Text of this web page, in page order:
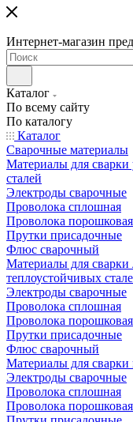
Интернет-магазин
Каталог
По всему сайту
По каталогу
Каталог
Сварочные материалы
Материалы для сварки
сталей
Электроды сварочные
Проволока сплошная
Проволока порошковая
Прутки присадочные
Флюс сварочный
Материалы для
теплоустойчивых
Электроды сварочные
Проволока сплошная
Проволока порошковая
Прутки присадочные
Флюс сварочный
Материалы для
Электроды сварочные
Проволока сплошная
Проволока порошковая